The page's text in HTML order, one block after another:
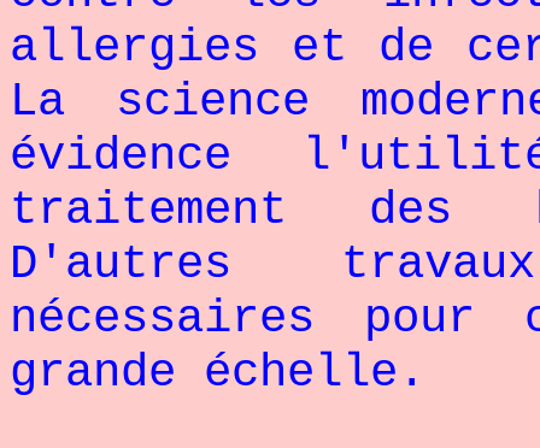
allergies et de
La science
évidence
traitement des
D'autres
nécessaires
grande échelle.